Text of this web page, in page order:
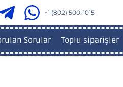
+1 (802) 500-1015
Sorular Toplu siparişler